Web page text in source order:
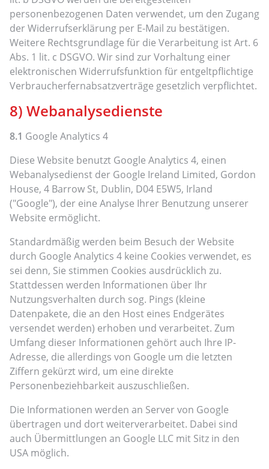
personenbezogenen Daten verwendet, um den Zugang
der Widerrufserklärung per E-Mail zu bestätigen.
Weitere Rechtsgrundlage für die Verarbeitung ist Art. 6
Abs. 1 lit. c DSGVO. Wir sind zur Vorhaltung einer
elektronischen Widerrufsfunktion für entgeltpflichtige
Verbraucherfernabsatzverträge gesetzlich verpflichtet.
8) Webanalysedienste
8.1 Google Analytics 4
Diese Website benutzt Google Analytics 4, einen
Webanalysedienst der Google Ireland Limited, Gordon
House, 4 Barrow St, Dublin, D04 E5W5, Irland
("Google"), der eine Analyse Ihrer Benutzung unserer
Website ermöglicht.
Standardmäßig werden beim Besuch der Website
durch Google Analytics 4 keine Cookies verwendet, es
sei denn, Sie stimmen Cookies ausdrücklich zu.
Stattdessen werden Informationen über Ihr
Nutzungsverhalten durch sog. Pings (kleine
Datenpakete, die an den Host eines Endgerätes
versendet werden) erhoben und verarbeitet. Zum
Umfang dieser Informationen gehört auch Ihre IP-
Adresse, die allerdings von Google um die letzten
Ziffern gekürzt wird, um eine direkte
Personenbeziehbarkeit auszuschließen.
Die Informationen werden an Server von Google
übertragen und dort weiterverarbeitet. Dabei sind
auch Übermittlungen an Google LLC mit Sitz in den
USA möglich.